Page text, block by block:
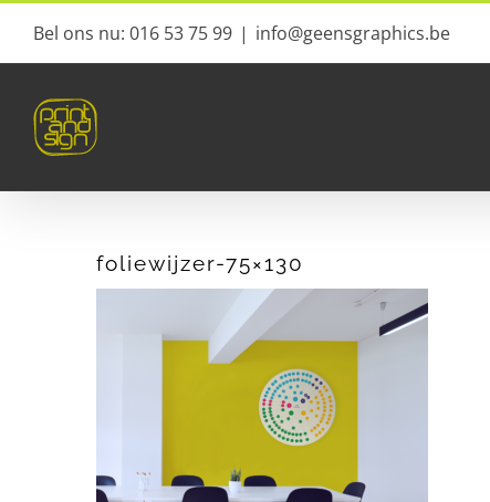
Ga
Bel ons nu: 016 53 75 99 | info@geensgraphics.be
foliewijzer-75×130